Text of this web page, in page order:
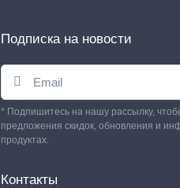
Подписка на новости
* Подпишитесь на нашу рассылку,
предложения скидок, обновления и
продуктах.
Контакты